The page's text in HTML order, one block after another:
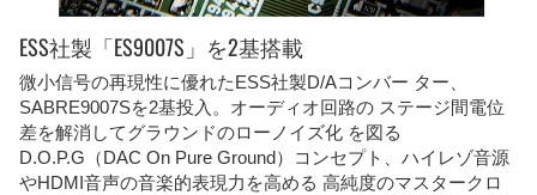
ESS社製「ES9007S」を2基搭載
微小信号の再現性に優れたESS社製D/Aコンバー ター、
SABRE9007Sを2基投入。オーディオ回路の ステージ間電位
差を解消してグラウンドのローノイズ化 を図る
D.O.P.G（DAC On Pure Ground）コンセプト、ハイレゾ音源
やHDMI音声の音楽的表現力を高める 高純度のマスタークロ